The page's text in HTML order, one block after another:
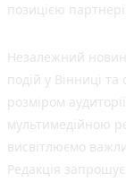
позицією
Незалежний
подій у Вінниці
розміром
мультимедійною
висвітлюємо
Редакція